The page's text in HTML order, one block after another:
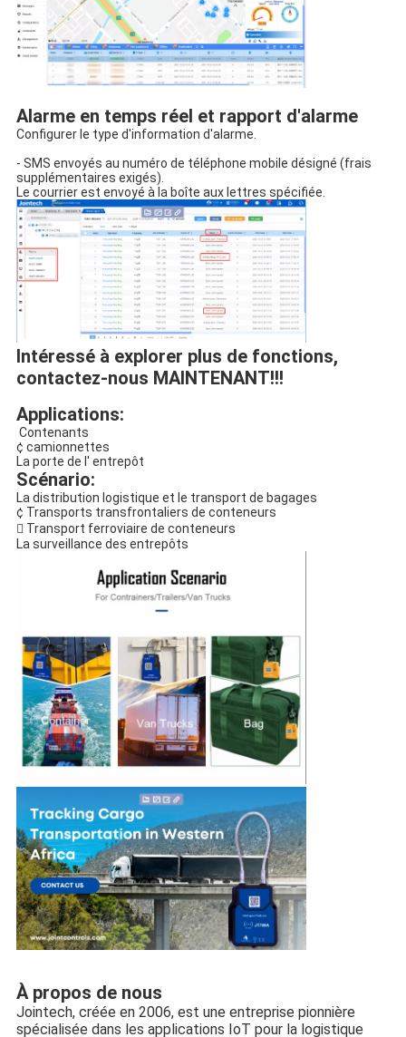
Alarme en temps réel et rapport d'alarme
Configurer le type d'information d'alarme.
- SMS envoyés au numéro de téléphone mobile désigné (frais
supplémentaires exigés).
Le courrier est envoyé à la boîte aux lettres spécifiée.
Intéressé à explorer plus de fonctions,
contactez-nous MAINTENANT!!!
Applications:
️ Contenants
¢ camionnettes
La porte de l' entrepôt
Scénario:
La distribution logistique et le transport de bagages
¢ Transports transfrontaliers de conteneurs
 Transport ferroviaire de conteneurs
La surveillance des entrepôts
À propos de nous
Jointech, créée en 2006, est une entreprise pionnière
spécialisée dans les applications IoT pour la logistique